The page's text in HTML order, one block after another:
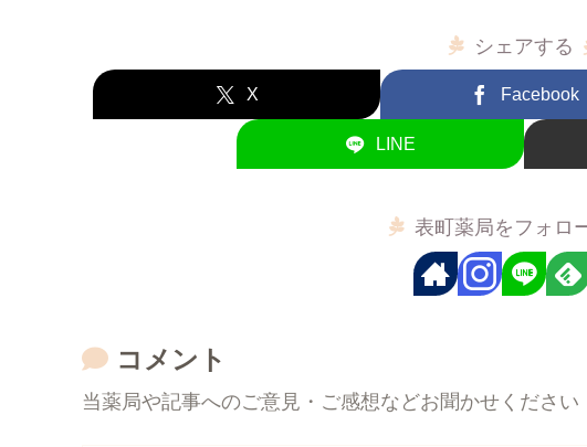
シェアする
X Facebook
LINE
表町薬局をフォロ
コメント
当薬局や記事へのご意見・ご感想などお聞かせください